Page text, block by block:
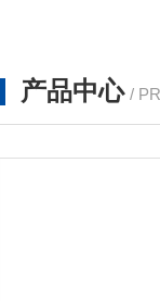
产品中心 /